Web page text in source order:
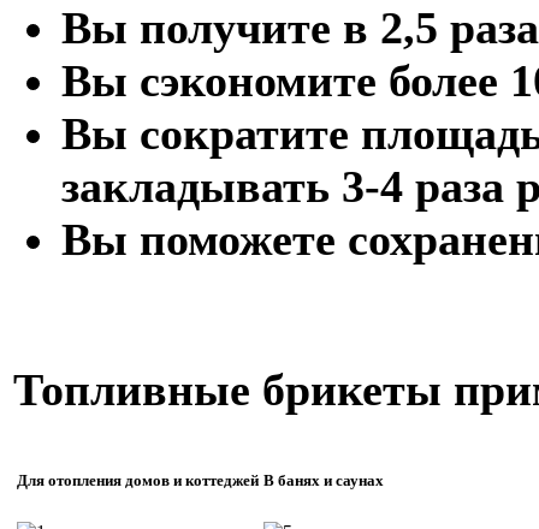
Вы получите в 2,5
Вы сэкономите более
Вы сократите
закладывать 3-4 раза
Вы поможете
Топливные брикеты
Для отопления домов и коттеджей В банях и саунах